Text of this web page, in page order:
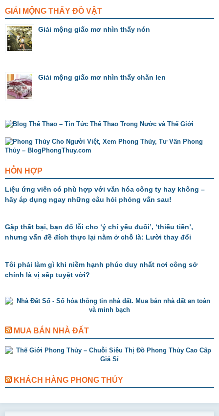
GIẢI MỘNG THẤY ĐỒ VẬT
Giải mộng giấc mơ nhìn thấy nón
Giải mộng giấc mơ nhìn thấy chăn len
HỖN HỢP
Liệu ứng viên có phù hợp với văn hóa công ty hay không –
hãy áp dụng ngay những câu hỏi phỏng vấn sau!
Gặp thất bại, bạn đổ lỗi cho ‘ý chí yếu đuối’, ‘thiếu tiền’,
nhưng vấn đề đích thực lại nằm ở chỗ là: Lười thay đổi
Tôi phải làm gì khi niềm hạnh phúc duy nhất nơi công sở
chính là vị sếp tuyệt vời?
MUA BÁN NHÀ ĐẤT
KHÁCH HÀNG PHONG THỦY